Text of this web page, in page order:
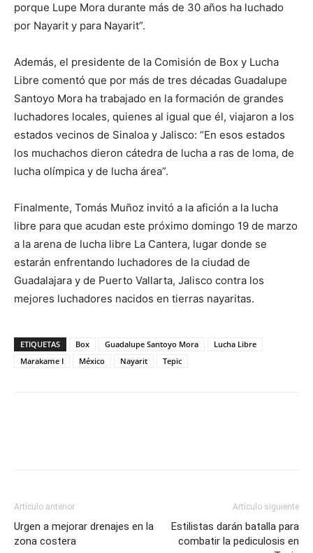
porque Lupe Mora durante más de 30 años ha luchado
por Nayarit y para Nayarit”.
Además, el presidente de la Comisión de Box y Lucha
Libre comentó que por más de tres décadas Guadalupe
Santoyo Mora ha trabajado en la formación de grandes
luchadores locales, quienes al igual que él, viajaron a los
estados vecinos de Sinaloa y Jalisco: “En esos estados
los muchachos dieron cátedra de lucha a ras de loma, de
lucha olímpica y de lucha área”.
Finalmente, Tomás Muñoz invitó a la afición a la lucha
libre para que acudan este próximo domingo 19 de marzo
a la arena de lucha libre La Cantera, lugar donde se
estarán enfrentando luchadores de la ciudad de
Guadalajara y de Puerto Vallarta, Jalisco contra los
mejores luchadores nacidos en tierras nayaritas.
ETIQUETAS Box Guadalupe Santoyo Mora
Lucha Libre
Marakame I
México Nayarit Tepic
Artículo anterior
Urgen a mejorar drenajes en la
zona costera
Artículo siguiente
Estilistas darán batalla para
combatir la pediculosis en